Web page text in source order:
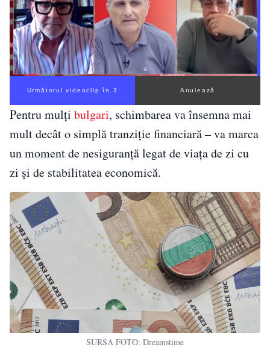
Următorul videoclip în 2 Anulează
Pentru mulți bulgari, schimbarea va însemna mai
mult decât o simplă tranziție financiară – va marca
un moment de nesiguranță legat de viața de zi cu
zi și de stabilitatea economică.
SURSA FOTO: Dreamstime